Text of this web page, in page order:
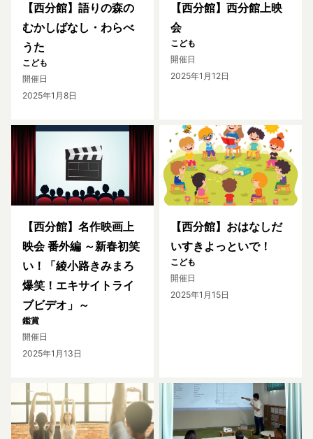
【西分館】語りの森の
むかしばなし・わらべ
うた
こども
開催日
2025年1月8日
【西分館】西分館上映
会
こども
開催日
2025年1月12日
【西分館】名作映画上
映会 番外編 ～新春初笑
い！「綾小路きみまろ
爆笑！エキサイトライ
ブビデオ」～
鑑賞
開催日
2025年1月13日
【西分館】おはなしだ
いすきよっといで！
こども
開催日
2025年1月15日